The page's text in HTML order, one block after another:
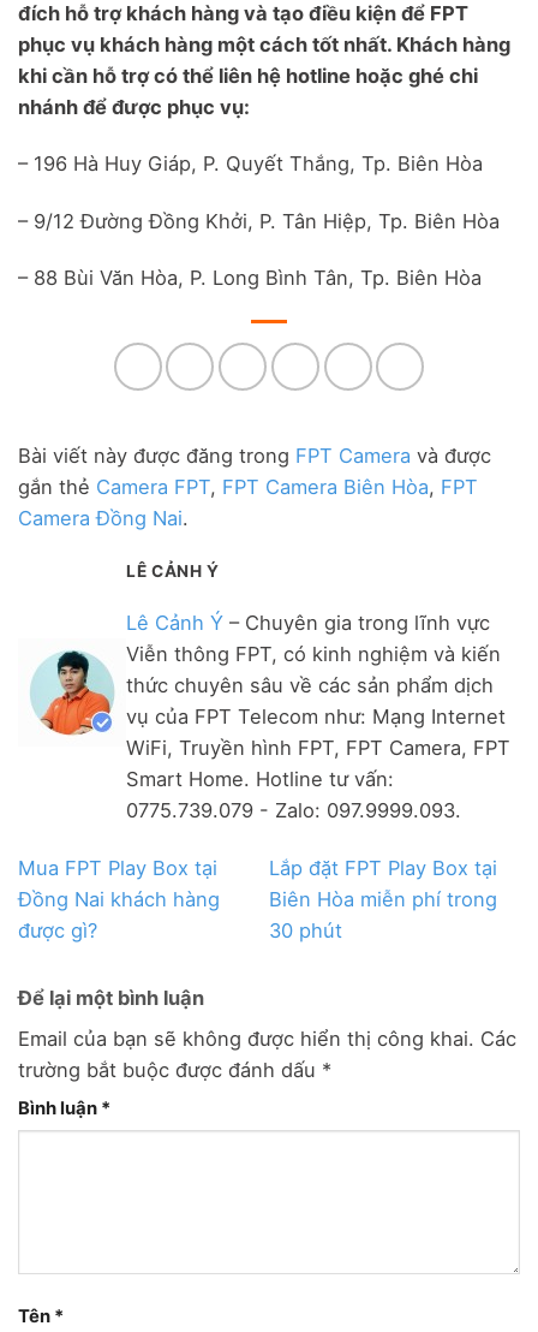
đích hỗ trợ khách hàng và tạo điều kiện để FPT
phục vụ khách hàng một cách tốt nhất. Khách hàng
khi cần hỗ trợ có thể liên hệ hotline hoặc ghé chi
nhánh để được phục vụ:
– 196 Hà Huy Giáp, P. Quyết Thắng, Tp. Biên Hòa
– 9/12 Đường Đồng Khởi, P. Tân Hiệp, Tp. Biên Hòa
– 88 Bùi Văn Hòa, P. Long Bình Tân, Tp. Biên Hòa
Bài viết này được đăng trong FPT Camera và được
gắn thẻ Camera FPT, FPT Camera Biên Hòa, FPT
Camera Đồng Nai.
LÊ CẢNH Ý
Lê Cảnh Ý – Chuyên gia trong lĩnh vực
Viễn thông FPT, có kinh nghiệm và kiến
thức chuyên sâu về các sản phẩm dịch
vụ của FPT Telecom như: Mạng Internet
WiFi, Truyền hình FPT, FPT Camera, FPT
Smart Home. Hotline tư vấn:
0775.739.079 - Zalo: 097.9999.093.
Mua FPT Play Box tại
Đồng Nai khách hàng
được gì?
Lắp đặt FPT Play Box tại
Biên Hòa miễn phí trong
30 phút
Để lại một bình luận
Email của bạn sẽ không được hiển thị công khai. Các
trường bắt buộc được đánh dấu *
Bình luận *
Tên *